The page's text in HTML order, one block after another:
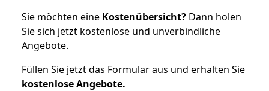
Sie möchten eine Kostenübersicht? Dann holen
Sie sich jetzt kostenlose und unverbindliche
Angebote.
Füllen Sie jetzt das Formular aus und erhalten Sie
kostenloseAngebote.